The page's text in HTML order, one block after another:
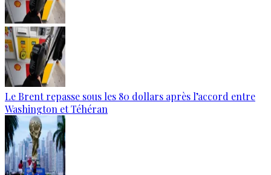
Le Brent repasse sous les 80 dollars après l’accord entre
Washington et Téhéran